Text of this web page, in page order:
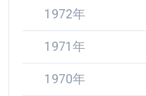
1972年
1971年
1970年